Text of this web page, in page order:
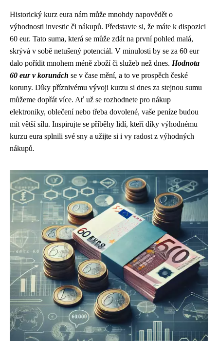
Historický kurz eura nám může mnohdy napovědět o
výhodnosti investic či nákupů. Představte si, že máte k dispozici
60 eur. Tato suma, která se může zdát na první pohled malá,
skrývá v sobě netušený potenciál. V minulosti by se za 60 eur
dalo pořídit mnohem méně zboží či služeb než dnes. Hodnota
60 eur v korunách se v čase mění, a to ve prospěch české
koruny. Díky příznivému vývoji kurzu si dnes za stejnou sumu
můžeme dopřát více. Ať už se rozhodnete pro nákup
elektroniky, oblečení nebo třeba dovolené, vaše peníze budou
mít větší sílu. Inspirujte se příběhy lidí, kteří díky výhodnému
kurzu eura splnili své sny a užijte si i vy radost z výhodných
nákupů.